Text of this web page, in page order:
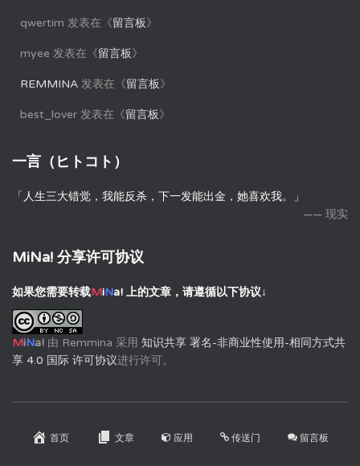
qwertim 发表在《留言板》
myee 发表在《留言板》
REMMINA 发表在《留言板》
best_lover 发表在《留言板》
一言（ヒトコト）
「人生三大错觉，我能反杀，下一发能出金，她喜欢我。」
—— 现实
MiNa! 分享许可协议
如果您需要转载MiNa! 上的文章，请遵循以下协议↓
MiNa! 由 Remmina 采用 知识共享 署名-非商业性使用-相同方式共
享 4.0 国际 许可协议进行许可。
首页 文章 应用 传送门 留言板